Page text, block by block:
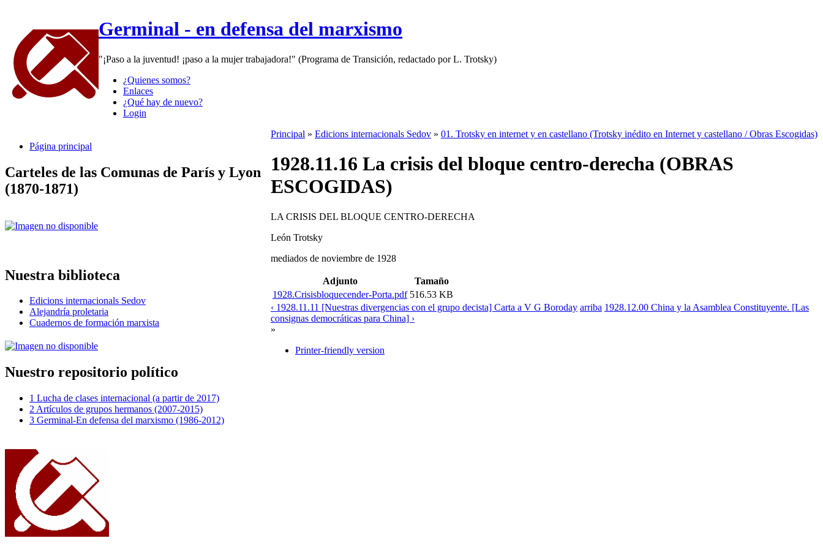
Germinal - en defensa del marxismo
"¡Paso a la juventud! ¡paso a la mujer trabajadora!" (Programa de Transición, redactado por L. Trotsky)
¿Quienes somos?
Enlaces
¿Qué hay de nuevo?
Login
Página principal
Carteles de las Comunas de París y Lyon
(1870-1871)
Nuestra biblioteca
Edicions internacionals Sedov
Alejandría proletaria
Cuadernos de formación marxista
Nuestro repositorio político
1 Lucha de clases internacional (a partir de 2017)
2 Artículos de grupos hermanos (2007-2015)
3 Germinal-En defensa del marxismo (1986-2012)
Principal » Edicions internacionals Sedov » 01. Trotsky en internet y en castellano (Trotsky inédito en Internet y castellano / Obras Escogidas)
1928.11.16 La crisis del bloque centro-derecha (OBRAS
ESCOGIDAS)
LA CRISIS DEL BLOQUE CENTRO-DERECHA
León Trotsky
mediados de noviembre de 1928
Adjunto
Tamaño
1928.Crisisbloquecender-Porta.pdf 516.53 KB
‹ 1928.11.11 [Nuestras divergencias con el grupo decista] Carta a V G Boroday arriba 1928.12.00 China y la Asamblea Constituyente. [Las
consignas democráticas para China] ›
»
Printer-friendly version